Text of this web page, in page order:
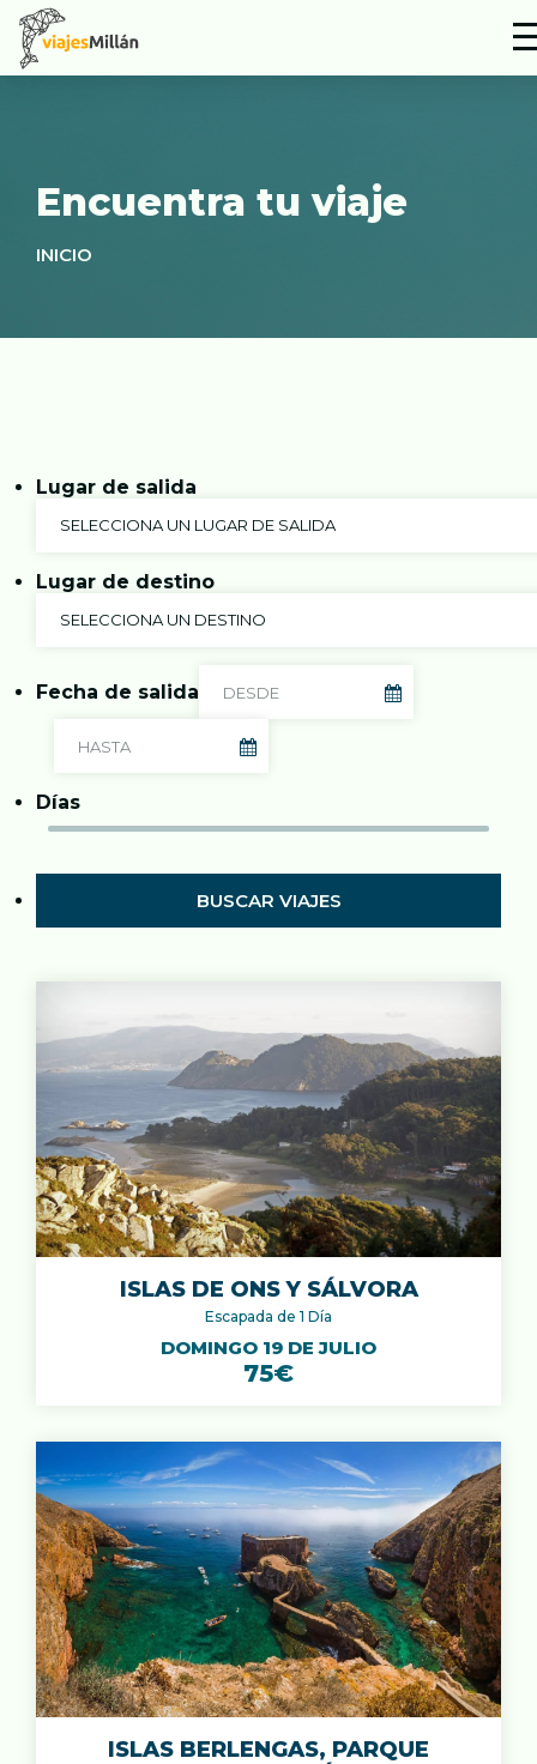
Encuentra tu viaje
INICIO
Lugar de destino
SELECCIONA UN DESTINO
Días
Lugar de salida
SELECCIONA UN LUGAR DE SALIDA
Fecha de salida
ISLAS BERLENGAS, PARQUE
ISLAS DE ONS Y SÁLVORA
Escapada de 1 Día
DOMINGO 19 DE JULIO
75€